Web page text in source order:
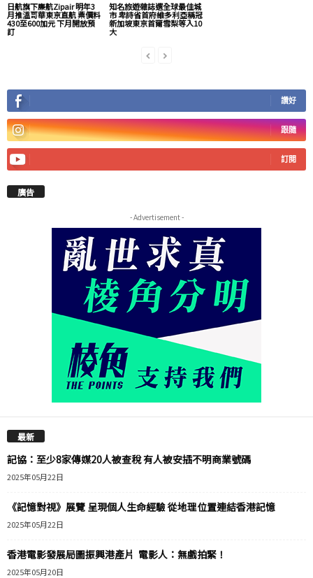
日航旗下廉航Zipair 明年3
月推溫哥華東京直航 票價料
430至600加元 下月開放預
訂
知名旅遊雜誌選全球最佳城
市 卑詩省首府維多利亞稱冠
新加坡東京首爾雪梨等入10
大
讚好
跟隨
訂閱
廣告
- Advertisement -
最新
記協：至少8家傳媒20人被查稅 有人被安插不明商業號碼
2025年05月22日
《記憶對視》展覽 呈現個人生命經驗 從地理位置連結香港記憶
2025年05月22日
香港電影發展局圖振興港產片 電影人：無戲拍緊！
2025年05月20日